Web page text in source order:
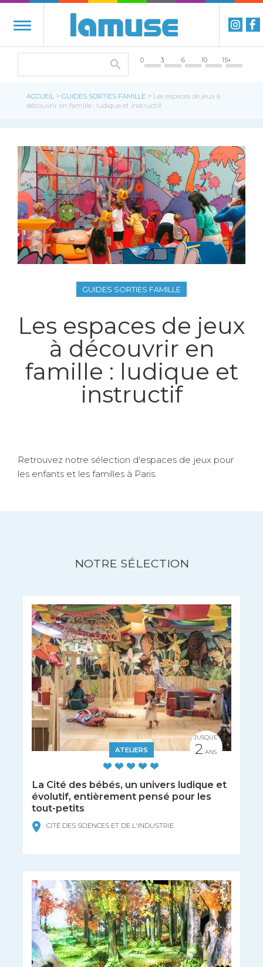
0 3 6 10 15+
ACCUEIL > GUIDES SORTIES FAMILLE > Les espaces de jeux à
découvrir en famille : ludique et instructif
GUIDES SORTIES FAMILLE
Les espaces de jeux
à découvrir en
famille : ludique et
instructif
Retrouvez notre sélection d'espaces de jeux pour
les enfants et les familles à Paris.
NOTRE SÉLECTION
ATELIERS
La Cité des bébés, un univers ludique et
évolutif, entièrement pensé pour les
tout-petits
CITÉ DES SCIENCES ET DE L'INDUSTRIE
JUSQUE
2 ANS